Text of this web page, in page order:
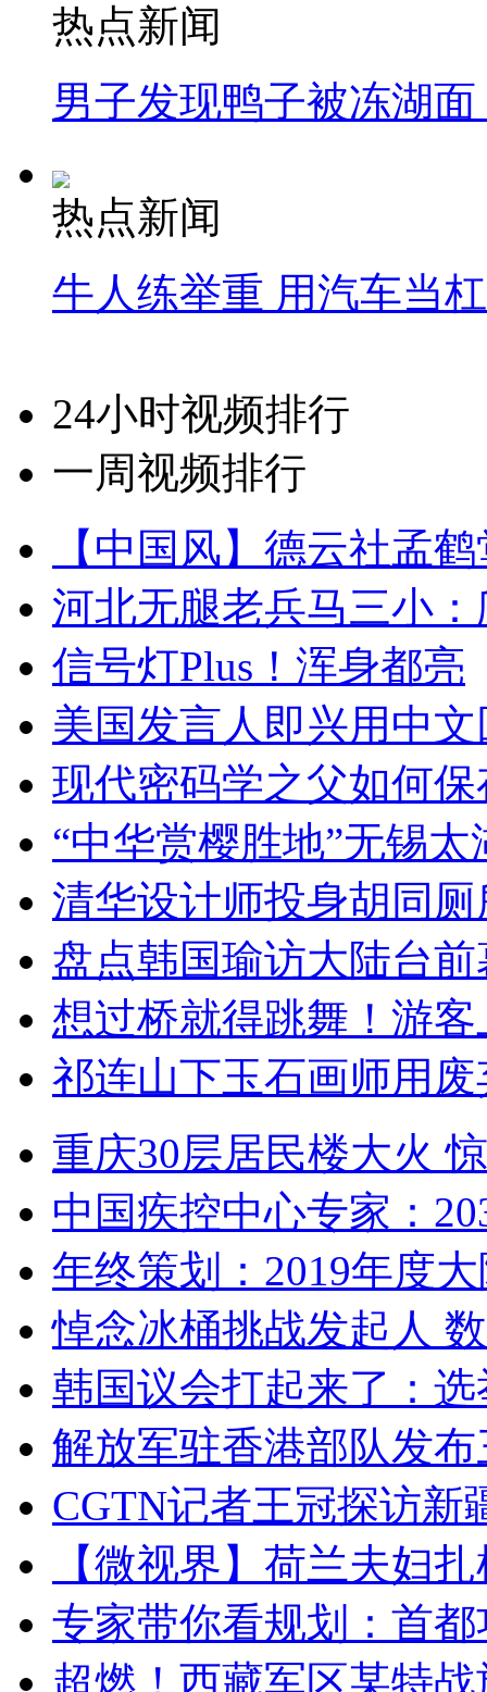
热点新闻
男子发现鸭子被冻湖
热点新闻
牛人练举重 用汽车当
24小时视频排行
一周视频排行
【中国风】德云社孟
河北无腿老兵马三小
信号灯Plus！浑身都亮
美国发言人即兴用中
现代密码学之父如何
“中华赏樱胜地”无锡
清华设计师投身胡同
盘点韩国瑜访大陆台
想过桥就得跳舞！游客
祁连山下玉石画师用
重庆30层居民楼大火
中国疾控中心专家：
年终策划：2019年度
悼念冰桶挑战发起人
韩国议会打起来了：
解放军驻香港部队发
CGTN记者王冠探访新
【微视界】荷兰夫妇
专家带你看规划：首
超燃！西藏军区某特